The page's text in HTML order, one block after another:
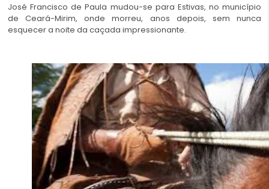
José Francisco de Paula mudou-se para Estivas, no município
de Ceará-Mirim, onde morreu, anos depois, sem nunca
esquecer a noite da caçada impressionante.